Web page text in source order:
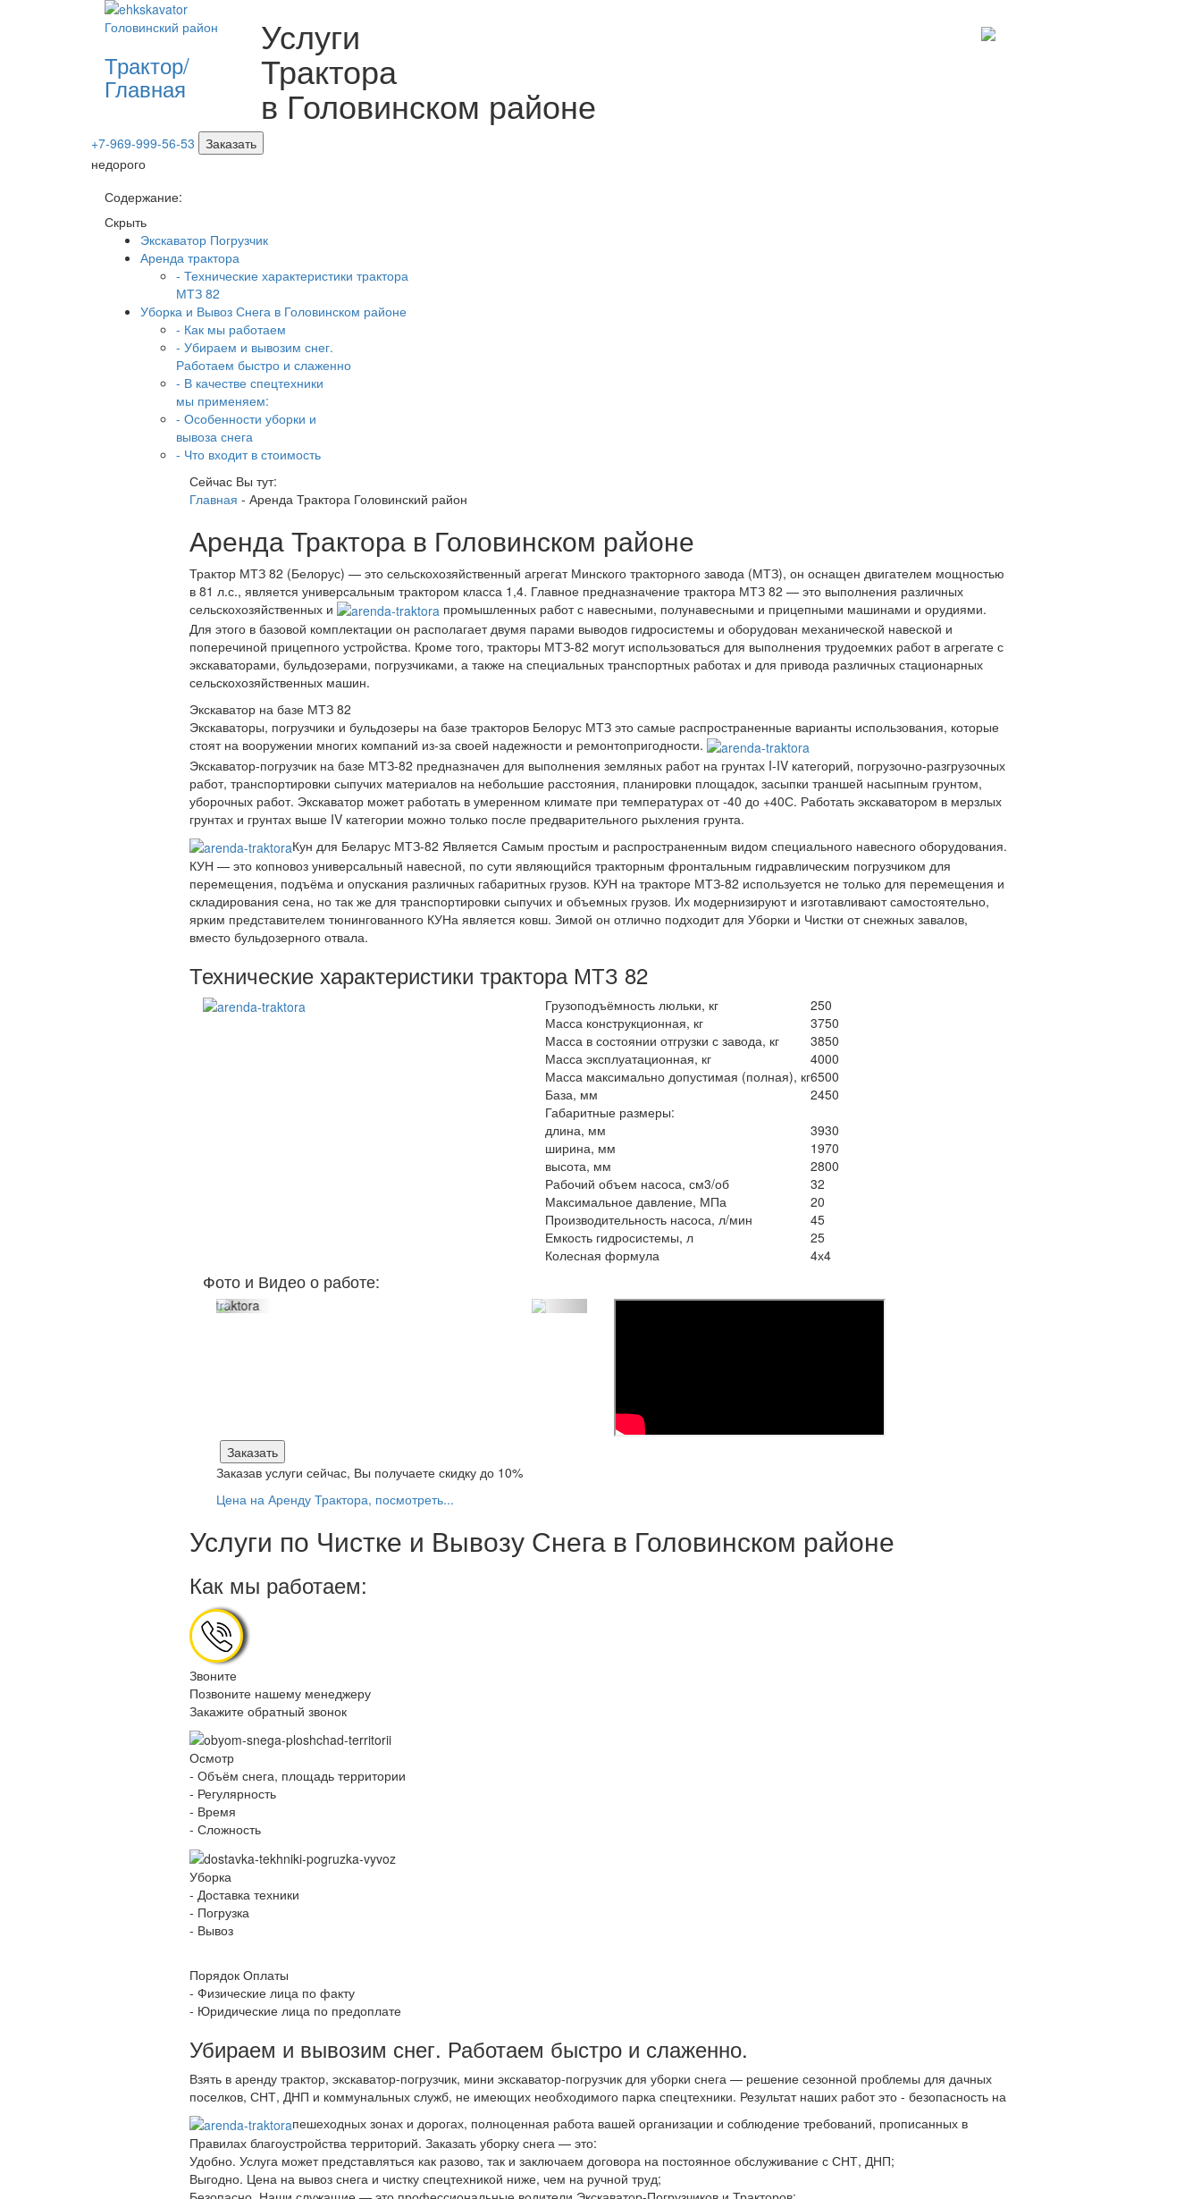
Трактор/
Главная
Услуги
Трактора
в Головинском районе
+7-969-999-56-53
Заказать
недорого
Содержание:
Скрыть
Экскаватор Погрузчик
Аренда трактора
- Технические характеристики трактора
МТЗ 82
Уборка и Вывоз Снега в Головинском районе
- Как мы работаем
- Убираем и вывозим снег.
Работаем быстро и слаженно
- В качестве спецтехники
мы применяем:
- Особенности уборки и
вывоза снега
- Что входит в стоимость
Сейчас Вы тут:
Главная - Аренда Трактора Головинский район
Аренда Трактора в Головинском районе
Трактор МТЗ 82 (Белорус) — это сельскохозяйственный агрегат Минского тракторного завода (МТЗ), он оснащен двигателем мощностью
в 81 л.с., является универсальным трактором класса 1,4. Главное предназначение трактора МТЗ 82 — это выполнения различных
сельскохозяйственных и
промышленных работ с навесными, полунавесными и прицепными машинами и орудиями.
Для этого в базовой комплектации он располагает двумя парами выводов гидросистемы и оборудован механической навеской и
поперечиной прицепного устройства. Кроме того, тракторы МТЗ-82 могут использоваться для выполнения трудоемких работ в агрегате с
экскаваторами, бульдозерами, погрузчиками, а также на специальных транспортных работах и для привода различных стационарных
сельскохозяйственных машин.
Экскаватор на базе МТЗ 82
Экскаваторы, погрузчики и бульдозеры на базе тракторов Белорус МТЗ это самые распространенные варианты использования, которые
стоят на вооружении многих компаний из-за своей надежности и ремонтопригодности.
Экскаватор-погрузчик на базе МТЗ-82 предназначен для выполнения земляных работ на грунтах I-IV категорий, погрузочно-разгрузочных
работ, транспортировки сыпучих материалов на небольшие расстояния, планировки площадок, засыпки траншей насыпным грунтом,
уборочных работ. Экскаватор может работать в умеренном климате при температурах от -40 до +40С. Работать экскаватором в мерзлых
грунтах и грунтах выше IV категории можно только после предварительного рыхления грунта.
Кун для Беларус МТЗ-82 Является Самым простым и распространенным видом специального навесного оборудования.
КУН — это копновоз универсальный навесной, по сути являющийся тракторным фронтальным гидравлическим погрузчиком для
перемещения, подъёма и опускания различных габаритных грузов. КУН на тракторе МТЗ-82 используется не только для перемещения и
складирования сена, но так же для транспортировки сыпучих и объемных грузов. Их модернизируют и изготавливают самостоятельно,
ярким представителем тюнингованного КУНа является ковш. Зимой он отлично подходит для Уборки и Чистки от снежных завалов,
вместо бульдозерного отвала.
Технические характеристики трактора МТЗ 82
Грузоподъёмность люльки, кг
250
Масса конструкционная, кг
3750
Масса в состоянии отгрузки с завода, кг
3850
Масса эксплуатационная, кг
4000
Масса максимально допустимая (полная), кг6500
База, мм
2450
Габаритные размеры:
длина, мм
3930
ширина, мм
1970
высота, мм
2800
Рабочий объем насоса, см3/об
32
Максимальное давление, МПа
20
Производительность насоса, л/мин
45
Емкость гидросистемы, л
25
Колесная формула
4х4
Фото и Видео о работе:
Заказать
Заказав услуги сейчас, Вы получаете
Цена на Аренду Трактора, посмотреть...
Услуги по Чистке и Вывозу Снега в Головинском районе
Как мы работаем:
Звоните
Позвоните нашему менеджеру
Закажите обратный звонок
Осмотр
- Регулярность
- Время
- Сложность
Уборка
- Доставка техники
- Погрузка
- Вывоз
Порядок Оплаты
- Физические лица по факту
- Юридические лица по предоплате